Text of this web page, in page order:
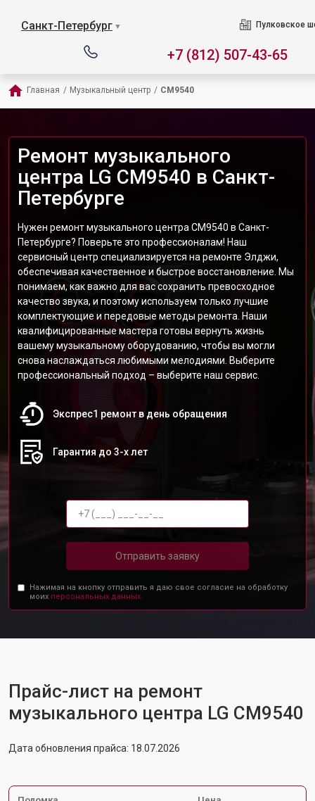
Санкт-Петербург ▼ Пулковское
+7 (812) 507-43-65
Главная / Музыкальный центр / CM9540
Ремонт музыкального
центра LG CM9540 в Санкт-
Петербурге
Нужен ремонт музыкального центра CM9540 в Санкт-
Петербурге? Поверьте это профессионалам! Наш
сервисный центр специализируется на ремонте Элджи,
обеспечивая качественное и быстрое восстановление. Мы
понимаем, как важно для вас сохранить превосходное
качество звука, и поэтому используем только лучшие
комплектующие и передовые методы ремонта. Наши
квалифицированные мастера готовы вернуть жизнь
вашему музыкальному оборудованию, чтобы вы могли
снова наслаждаться любимыми мелодиями. Выберите
профессиональный подход – выберите наш сервис.
Экспрес1 ремонт в день обращения
Гарантия до 3-х лет
Отправить заявку
Нажимая на кнопку отправить я даю свое согласие на обработку
моих персональных данных.
Прайс-лист на ремонт
музыкального центра LG CM9540
Дата обновления прайса: 18.07.2026